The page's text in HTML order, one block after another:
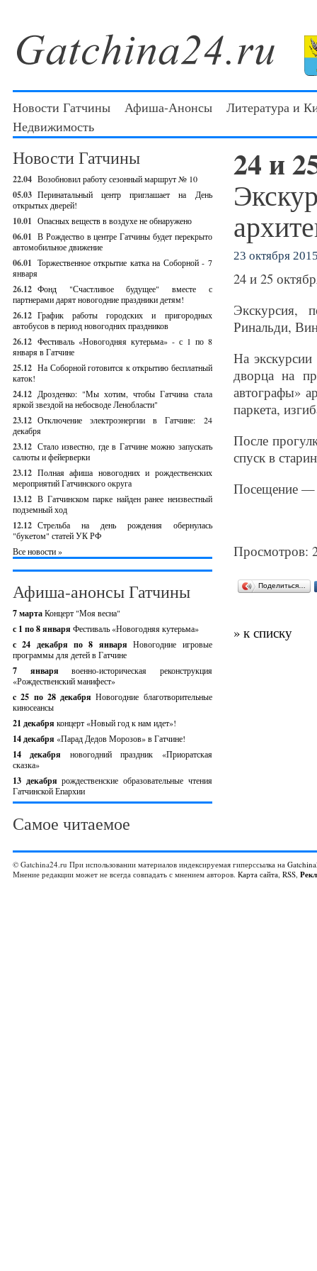
Новости Гатчины Афиша-Анонсы
Литература и
Недвижимость
Новости Гатчины
22.04 Возобновил работу сезонный маршрут № 10
05.03 Перинатальный центр приглашает на День
открытых дверей!
10.01 Опасных веществ в воздухе не обнаружено
06.01 В Рождество в центре Гатчины будет перекрыто
автомобильное движение
06.01 Торжественное открытие катка на Соборной - 7
января
26.12 Фонд "Счастливое будущее" вместе с
партнерами дарят новогодние праздники детям!
26.12 График работы городских и пригородных
автобусов в период новогодних праздников
26.12 Фестиваль «Новогодняя кутерьма» - с 1 по 8
января в Гатчине
25.12 На Соборной готовится к открытию бесплатный
каток!
24.12 Дрозденко: "Мы хотим, чтобы Гатчина стала
яркой звездой на небосводе Ленобласти"
23.12 Отключение электроэнергии в Гатчине: 24
декабря
23.12 Стало известно, где в Гатчине можно запускать
салюты и фейерверки
23.12 Полная афиша новогодних и рождественских
мероприятий Гатчинского округа
13.12 В Гатчинском парке найден ранее неизвестный
подземный ход
12.12 Стрельба на день рождения обернулась
"букетом" статей УК РФ
Все новости »
Афиша-анонсы Гатчины
7 мартаКонцерт "Моя весна"
с 1 по 8 января Фестиваль «Новогодняя кутерьма»
с 24 декабря по 8 январяНовогодние игровые
программы для детей в Гатчине
7 январявоенно-историческая реконструкция
«Рождественский манифест»
c 25 по 28 декабряНовогодние благотворительные
киносеансы
21 декабря концерт «Новый год к нам идет»!
14 декабря «Парад Дедов Морозов» в Гатчине!
14 декабря новогодний праздник «Приоратская
сказка»
13 декабрярождественские образовательные чтения
Гатчинской Епархии
Самое читаемое
24 и
23 октября
24 и 25
Экскурсия,
Ринальди,
На
дворца на
автографы»
паркета,
После
спуск в
Посещение —
Просмотров:
Поделиться…
» к списку
© Gatchina24.ru При использовании материалов индексируемая гиперссылка на
Мнение редакции может не всегда совпадать с мнением авторов. Карта сайта, RSS,